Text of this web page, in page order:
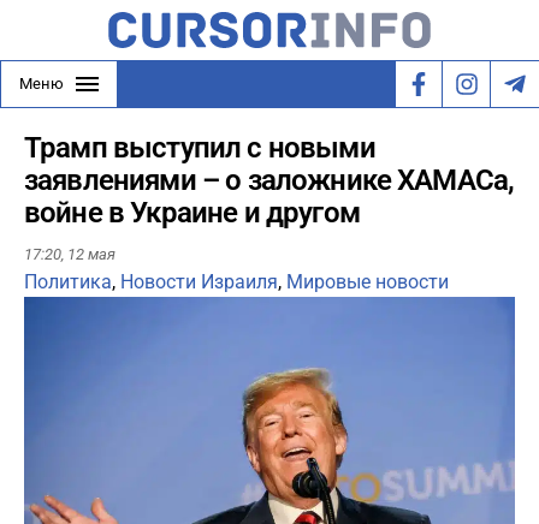
Меню
Трамп выступил с новыми
заявлениями – о заложнике ХАМАСа,
войне в Украине и другом
17:20, 12 мая
Политика, Новости Израиля, Мировые новости